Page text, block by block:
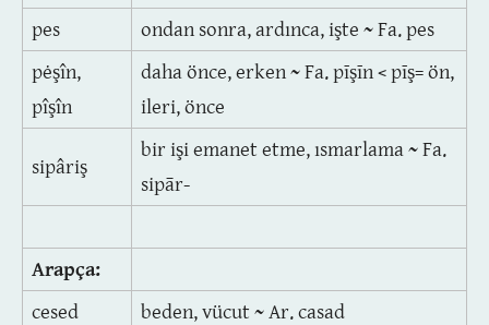
pes
ondan sonra, ardınca, işte ~ Fa. pes
pėşîn,
pîşîn
daha önce, erken ~ Fa. pīşīn < pīş= ön,
ileri, önce
sipâriş
bir işi emanet etme, ısmarlama ~ Fa.
sipār-
Arapça:
cesed
beden, vücut ~ Ar. casad